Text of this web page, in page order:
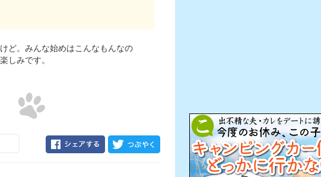
ど。みんな始めはこんなもんなの
しみです。